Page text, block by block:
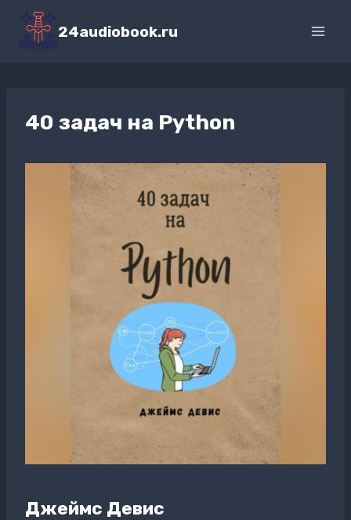
Перейти
содержимому
24audiobook.ru
40 задач на Python
Джеймс Девис